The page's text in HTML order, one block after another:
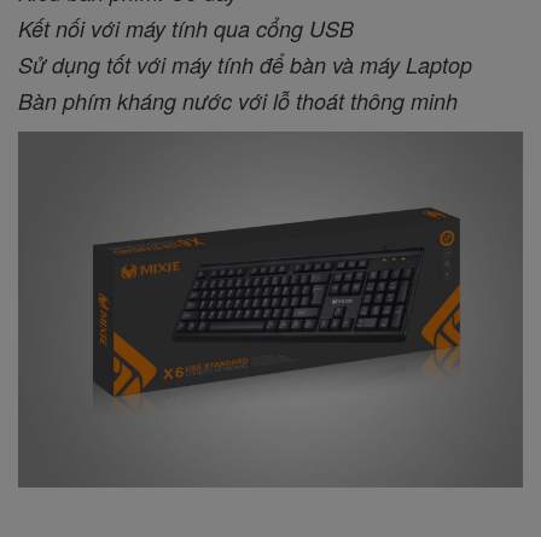
Kết nối với máy tính qua cổng USB
Sử dụng tốt với máy tính để bàn và máy Laptop
Bàn phím kháng nước với lỗ thoát thông minh